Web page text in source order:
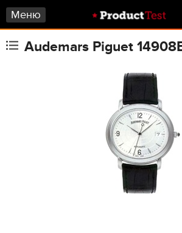
Меню
Audemars Piguet